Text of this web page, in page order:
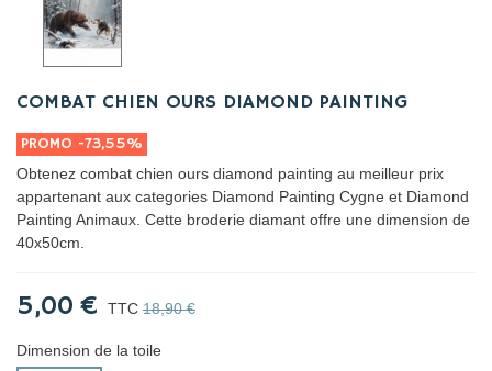
COMBAT CHIEN OURS DIAMOND PAINTING
PROMO -73,55%
Obtenez combat chien ours diamond painting au meilleur prix
appartenant aux categories Diamond Painting Cygne et Diamond
Painting Animaux. Cette broderie diamant offre une dimension de
40x50cm.
5,00 € TTC 18,90 €
Dimension de la toile